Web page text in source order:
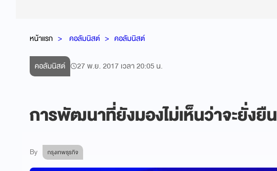
หน้าแรก คอลัมนิสต์ คอลัมนิสต์
คอลัมนิสต์ 27 พ.ย. 2017 เวลา 20:05 น.
การพัฒนาที่ยังมองไม่เห็นว่าจะยั่งยืน
By กรุงเทพธุรกิจ